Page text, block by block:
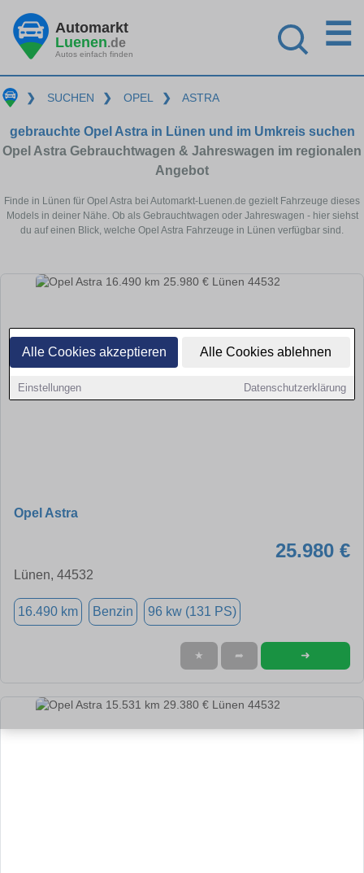
Alle Cookies akzeptieren Alle Cookies ablehnen
Einstellungen Datenschutzerklärung
Automarkt
Luenen.de
Autos einfach finden
☰
❯ SUCHEN ❯ OPEL ❯ ASTRA
gebrauchte Opel Astra in Lünen und im Umkreis suchen
Opel Astra Gebrauchtwagen & Jahreswagen im regionalen
Angebot
Finde in Lünen für Opel Astra bei Automarkt-Luenen.de gezielt Fahrzeuge dieses
Models in deiner Nähe. Ob als Gebrauchtwagen oder Jahreswagen - hier siehst
du auf einen Blick, welche Opel Astra Fahrzeuge in Lünen verfügbar sind.
Opel Astra
25.980 €
Lünen, 44532
16.490 km Benzin 96 kw (131 PS)
★ ➦ ➜